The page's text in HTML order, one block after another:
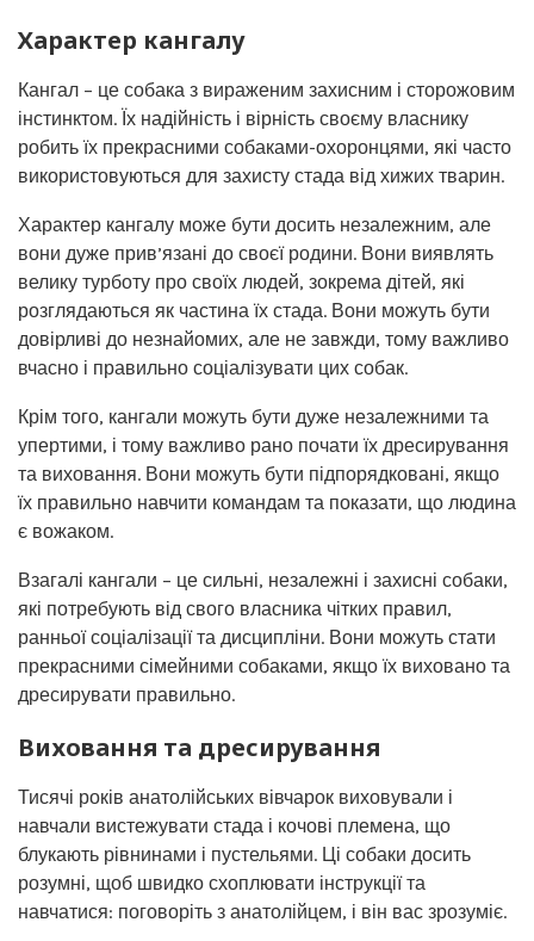
Характер кангалу
Кангал – це собака з вираженим захисним і сторожовим
інстинктом. Їх надійність і вірність своєму власнику
робить їх прекрасними собаками-охоронцями, які часто
використовуються для захисту стада від хижих тварин.
Характер кангалу може бути досить незалежним, але
вони дуже прив’язані до своєї родини. Вони виявлять
велику турботу про своїх людей, зокрема дітей, які
розглядаються як частина їх стада. Вони можуть бути
довірливі до незнайомих, але не завжди, тому важливо
вчасно і правильно соціалізувати цих собак.
Крім того, кангали можуть бути дуже незалежними та
упертими, і тому важливо рано почати їх дресирування
та виховання. Вони можуть бути підпорядковані, якщо
їх правильно навчити командам та показати, що людина
є вожаком.
Взагалі кангали – це сильні, незалежні і захисні собаки,
які потребують від свого власника чітких правил,
ранньої соціалізації та дисципліни. Вони можуть стати
прекрасними сімейними собаками, якщо їх виховано та
дресирувати правильно.
Виховання та дресирування
Тисячі років анатолійських вівчарок виховували і
навчали вистежувати стада і кочові племена, що
блукають рівнинами і пустельями. Ці собаки досить
розумні, щоб швидко схоплювати інструкції та
навчатися: поговоріть з анатолійцем, і він вас зрозуміє.